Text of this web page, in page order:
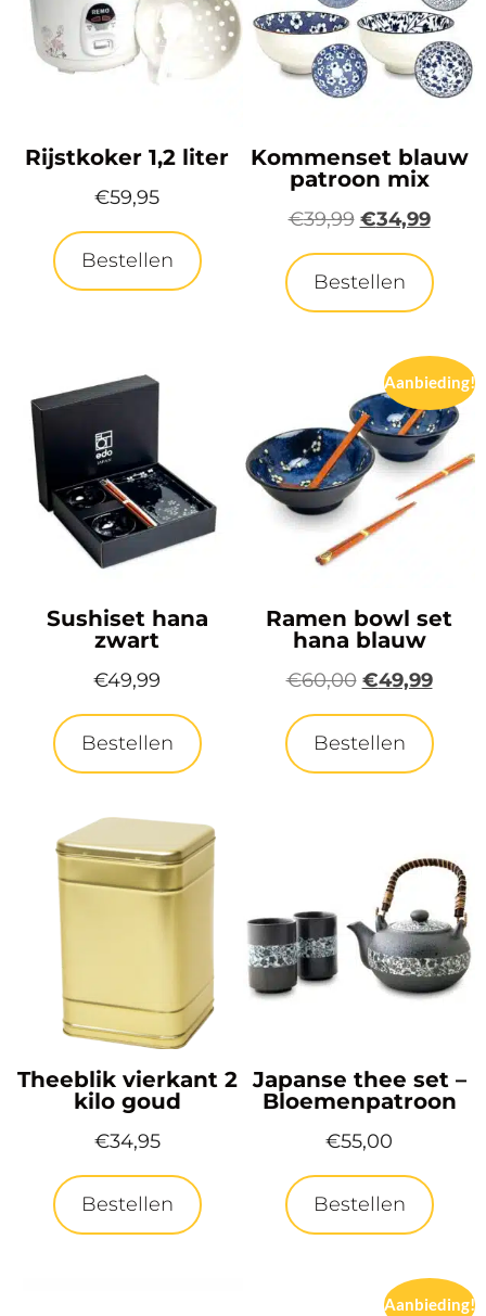
Rijstkoker 1,2 liter
€59,95
Bestellen
Kommenset blauw
patroon mix
€39,99 €34,99
Bestellen
Sushiset hana
zwart
€49,99
Bestellen
Aanbieding!
Ramen bowl set
hana blauw
€60,00 €49,99
Bestellen
Theeblik vierkant 2
kilo goud
€34,95
Bestellen
Japanse thee set –
Bloemenpatroon
€55,00
Bestellen
Aanbieding!